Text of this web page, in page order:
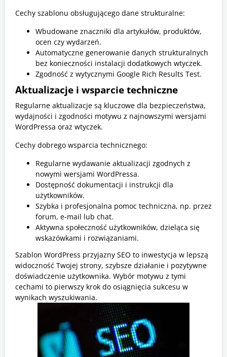
Cechy szablonu obsługującego dane strukturalne:
Wbudowane znaczniki dla artykułów, produktów,
ocen czy wydarzeń.
Automatyczne generowanie danych strukturalnych
bez konieczności instalacji dodatkowych wtyczek.
Zgodność z wytycznymi Google Rich Results Test.
Aktualizacje i wsparcie techniczne
Regularne aktualizacje są kluczowe dla bezpieczeństwa,
wydajności i zgodności motywu z najnowszymi wersjami
WordPressa oraz wtyczek.
Cechy dobrego wsparcia technicznego:
Regularne wydawanie aktualizacji zgodnych z
nowymi wersjami WordPressa.
Dostępność dokumentacji i instrukcji dla
użytkowników.
Szybka i profesjonalna pomoc techniczna, np. przez
forum, e-mail lub chat.
Aktywna społeczność użytkowników, dzieląca się
wskazówkami i rozwiązaniami.
Szablon WordPress przyjazny SEO to inwestycja w lepszą
widoczność Twojej strony, szybsze działanie i pozytywne
doświadczenie użytkownika. Wybór motywu z tymi
cechami to pierwszy krok do osiągnięcia sukcesu w
wynikach wyszukiwania.